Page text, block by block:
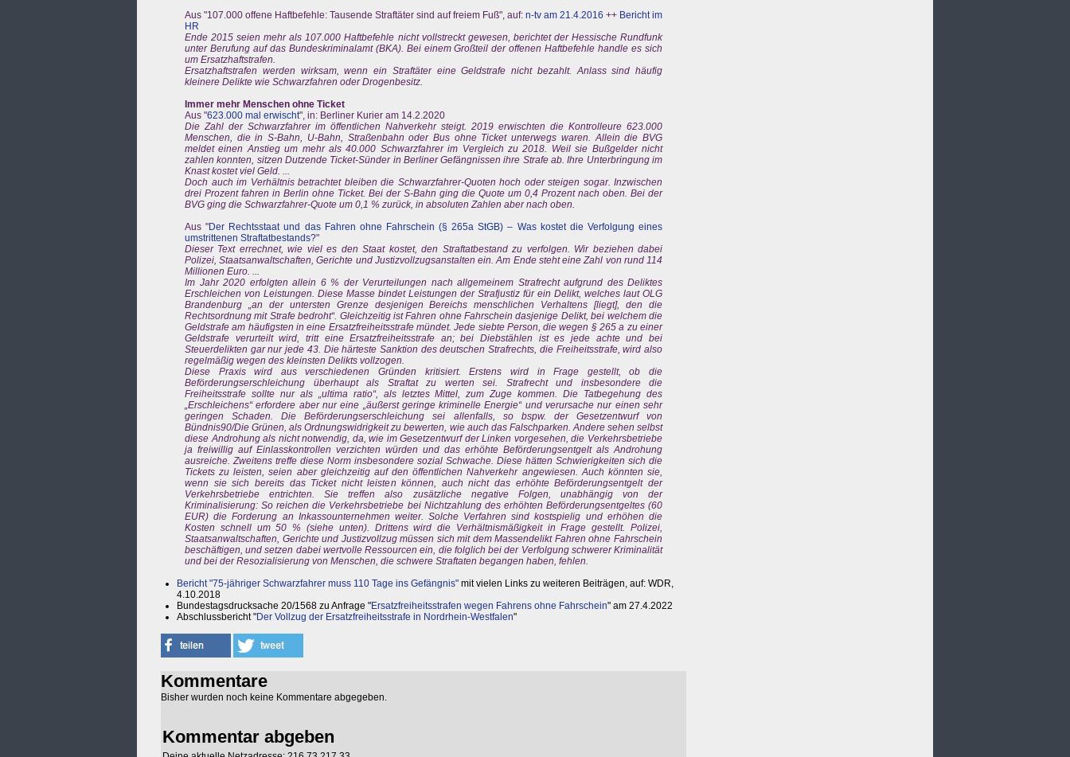
Aus "107.000 offene Haftbefehle: Tausende Straftäter sind auf freiem Fuß", auf: n-tv am 21.4.2016 ++ Bericht im
HR
Ende 2015 seien mehr als 107.000 Haftbefehle nicht vollstreckt gewesen, berichtet der Hessische Rundfunk
unter Berufung auf das Bundeskriminalamt (BKA). Bei einem Großteil der offenen Haftbefehle handle es sich
um Ersatzhaftstrafen.
Ersatzhaftstrafen werden wirksam, wenn ein Straftäter eine Geldstrafe nicht bezahlt. Anlass sind häufig
kleinere Delikte wie Schwarzfahren oder Drogenbesitz.
Immer mehr Menschen ohne Ticket
Aus "623.000 mal erwischt", in: Berliner Kurier am 14.2.2020
Die Zahl der Schwarzfahrer im öffentlichen Nahverkehr steigt. 2019 erwischten die Kontrolleure 623.000
Menschen, die in S-Bahn, U-Bahn, Straßenbahn oder Bus ohne Ticket unterwegs waren. Allein die BVG
meldet einen Anstieg um mehr als 40.000 Schwarzfahrer im Vergleich zu 2018. Weil sie Bußgelder nicht
zahlen konnten, sitzen Dutzende Ticket-Sünder in Berliner Gefängnissen ihre Strafe ab. Ihre Unterbringung im
Knast kostet viel Geld. ...
Doch auch im Verhältnis betrachtet bleiben die Schwarzfahrer-Quoten hoch oder steigen sogar. Inzwischen
drei Prozent fahren in Berlin ohne Ticket. Bei der S-Bahn ging die Quote um 0,4 Prozent nach oben. Bei der
BVG ging die Schwarzfahrer-Quote um 0,1 % zurück, in absoluten Zahlen aber nach oben.
Aus "Der Rechtsstaat und das Fahren ohne Fahrschein (§ 265a StGB) – Was kostet die Verfolgung eines
umstrittenen Straftatbestands?"
Dieser Text errechnet, wie viel es den Staat kostet, den Straftatbestand zu verfolgen. Wir beziehen dabei
Polizei, Staatsanwaltschaften, Gerichte und Justizvollzugsanstalten ein. Am Ende steht eine Zahl von rund 114
Millionen Euro. ...
Im Jahr 2020 erfolgten allein 6 % der Verurteilungen nach allgemeinem Strafrecht aufgrund des Deliktes
Erschleichen von Leistungen. Diese Masse bindet Leistungen der Strafjustiz für ein Delikt, welches laut OLG
Brandenburg „an der untersten Grenze desjenigen Bereichs menschlichen Verhaltens [liegt], den die
Rechtsordnung mit Strafe bedroht“. Gleichzeitig ist Fahren ohne Fahrschein dasjenige Delikt, bei welchem die
Geldstrafe am häufigsten in eine Ersatzfreiheitsstrafe mündet. Jede siebte Person, die wegen § 265 a zu einer
Geldstrafe verurteilt wird, tritt eine Ersatzfreiheitsstrafe an; bei Diebstählen ist es jede achte und bei
Steuerdelikten gar nur jede 43. Die härteste Sanktion des deutschen Strafrechts, die Freiheitsstrafe, wird also
regelmäßig wegen des kleinsten Delikts vollzogen.
Diese Praxis wird aus verschiedenen Gründen kritisiert. Erstens wird in Frage gestellt, ob die
Beförderungserschleichung überhaupt als Straftat zu werten sei. Strafrecht und insbesondere die
Freiheitsstrafe sollte nur als „ultima ratio“, als letztes Mittel, zum Zuge kommen. Die Tatbegehung des
„Erschleichens“ erfordere aber nur eine „äußerst geringe kriminelle Energie“ und verursache nur einen sehr
geringen Schaden. Die Beförderungserschleichung sei allenfalls, so bspw. der Gesetzentwurf von
Bündnis90/Die Grünen, als Ordnungswidrigkeit zu bewerten, wie auch das Falschparken. Andere sehen selbst
diese Androhung als nicht notwendig, da, wie im Gesetzentwurf der Linken vorgesehen, die Verkehrsbetriebe
ja freiwillig auf Einlasskontrollen verzichten würden und das erhöhte Beförderungsentgelt als Androhung
ausreiche. Zweitens treffe diese Norm insbesondere sozial Schwache. Diese hätten Schwierigkeiten sich die
Tickets zu leisten, seien aber gleichzeitig auf den öffentlichen Nahverkehr angewiesen. Auch könnten sie,
wenn sie sich bereits das Ticket nicht leisten können, auch nicht das erhöhte Beförderungsentgelt der
Verkehrsbetriebe entrichten. Sie treffen also zusätzliche negative Folgen, unabhängig von der
Kriminalisierung: So reichen die Verkehrsbetriebe bei Nichtzahlung des erhöhten Beförderungsentgeltes (60
EUR) die Forderung an Inkassounternehmen weiter. Solche Verfahren sind kostspielig und erhöhen die
Kosten schnell um 50 % (siehe unten). Drittens wird die Verhältnismäßigkeit in Frage gestellt. Polizei,
Staatsanwaltschaften, Gerichte und Justizvollzug müssen sich mit dem Massendelikt Fahren ohne Fahrschein
beschäftigen, und setzen dabei wertvolle Ressourcen ein, die folglich bei der Verfolgung schwerer Kriminalität
und bei der Resozialisierung von Menschen, die schwere Straftaten begangen haben, fehlen.
Bericht "75-jähriger Schwarzfahrer muss 110 Tage ins Gefängnis" mit vielen Links zu weiteren Beiträgen, auf: WDR,
4.10.2018
Bundestagsdrucksache 20/1568 zu Anfrage "Ersatzfreiheitsstrafen wegen Fahrens ohne Fahrschein" am 27.4.2022
Abschlussbericht "Der Vollzug der Ersatzfreiheitsstrafe in Nordrhein-Westfalen"
Kommentare
Bisher wurden noch keine Kommentare abgegeben.
Kommentar abgeben